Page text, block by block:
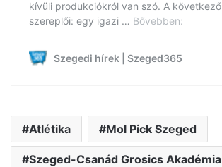
Atlétika Mol Pick Szeged
Szeged-Csanád Grosics Akadémia